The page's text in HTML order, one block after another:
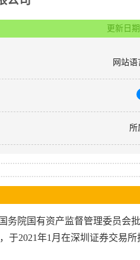
更新日
网站语
所
务院国有资产监督管理委员会
于2021年1月在深圳证券交易